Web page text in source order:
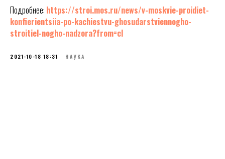
Подробнее: https://stroi.mos.ru/news/v-moskvie-proidiet-
konfierientsiia-po-kachiestvu-ghosudarstviennogho-
stroitiel-nogho-nadzora?from=cl
2021-10-18 18:31 НАУКА